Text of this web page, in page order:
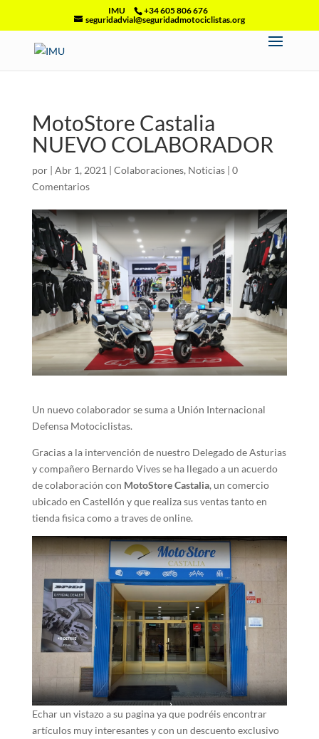
IMU
+34 605 806 676
seguridadvial@seguridadmotociclistas.org
MotoStore Castalia
NUEVO COLABORADOR
por | Abr 1, 2021 | Colaboraciones, Noticias| 0
Comentarios
Un nuevo colaborador se suma a Unión Internacional
Defensa Motociclistas.
Gracias a la intervención de nuestro Delegado de Asturias
y compañero Bernardo Vives se ha llegado a un acuerdo
de colaboración con MotoStore Castalia, un comercio
ubicado en Castellón y que realiza sus ventas tanto en
tienda fisica como a traves de online.
Echar un vistazo a su pagina ya que podréis encontrar
artículos muy interesantes y con un descuento exclusivo